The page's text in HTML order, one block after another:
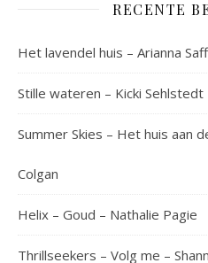
RECENTE
Het lavendel huis – Arianna
Stille wateren – Kicki Sehlstedt
Summer Skies – Het huis aan
Colgan
Helix – Goud – Nathalie Pagie
Thrillseekers – Volg me –